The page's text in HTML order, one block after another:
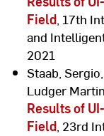
Field, 17th
and
2021
Staab,
Ludger
Results of
Field, 23rd